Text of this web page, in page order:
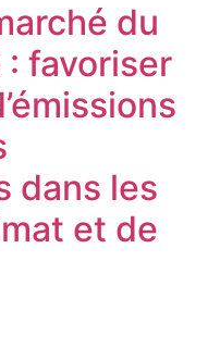
du
: favoriser
dans les
et de